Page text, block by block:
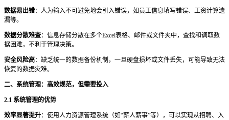
数据易出错：人为输入不可避免地会引入错误，如员工信息填写错误、工资计算遗
漏等。
数据分散难查：信息存储分散在多个Excel表格、邮件或文件夹中，查找和调取数
据困难，不利于管理决策。
安全风险高：缺乏统一的数据备份机制，一旦硬盘损坏或文件丢失，可能导致无法
恢复的数据灾难。
二、系统管理：高效规范，但需要投入
2.1 系统管理的优势
效率显著提升：使用人力资源管理系统（如“薪人薪事”等），可以实现从招聘、入